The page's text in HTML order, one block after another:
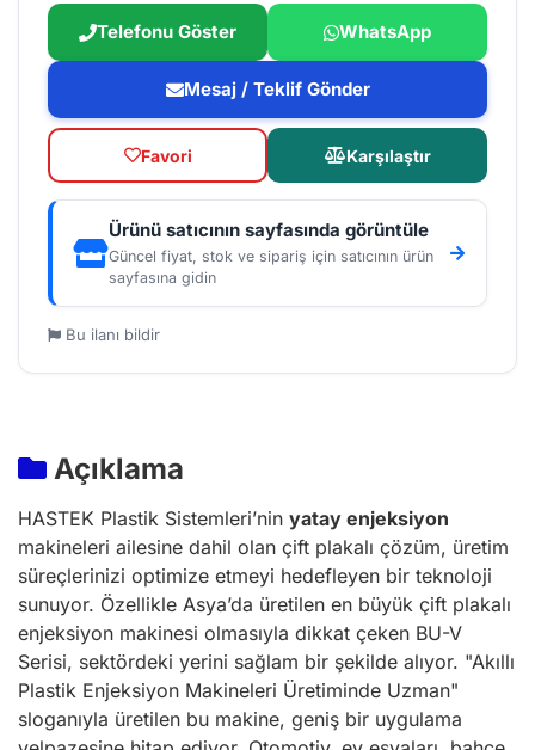
Telefonu Göster WhatsApp
Mesaj / Teklif Gönder
Favori Karşılaştır
Ürünü satıcının sayfasında görüntüle
Güncel fiyat, stok ve sipariş için satıcının ürün
sayfasına gidin
Bu ilanı bildir
Açıklama
HASTEK Plastik Sistemleri’nin yatay enjeksiyon
makineleri ailesine dahil olan çift plakalı çözüm, üretim
süreçlerinizi optimize etmeyi hedefleyen bir teknoloji
sunuyor. Özellikle Asya’da üretilen en büyük çift plakalı
enjeksiyon makinesi olmasıyla dikkat çeken BU-V
Serisi, sektördeki yerini sağlam bir şekilde alıyor. "Akıllı
Plastik Enjeksiyon Makineleri Üretiminde Uzman"
sloganıyla üretilen bu makine, geniş bir uygulama